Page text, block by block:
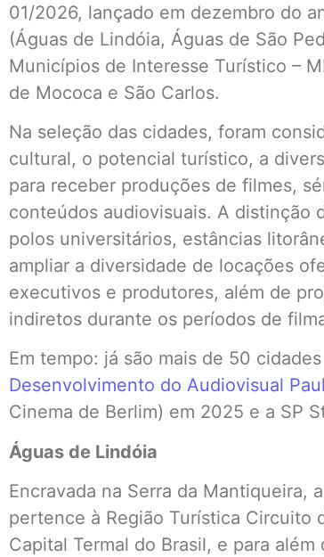
01/2026, lançado em dezembro do
(Águas de Lindóia, Águas de São
Municípios de Interesse Turístico –
de Mococa e São Carlos.
Na seleção das cidades, foram
cultural, o potencial turístico, a
para receber produções de filmes,
conteúdos audiovisuais. A distinção
polos universitários, estâncias
ampliar a diversidade de locações
executivos e produtores, além de
indiretos durante os períodos de
Em tempo: já são mais de 50
Desenvolvimento do Audiovisual
Cinema de Berlim) em 2025 e a SP
Águas de Lindóia
Encravada na Serra da Mantiqueira,
pertence à Região Turística Circuito
Capital Termal do Brasil, e para